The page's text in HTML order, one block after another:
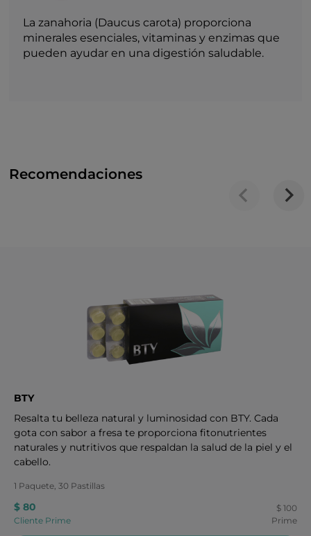
La zanahoria (Daucus carota) proporciona
minerales esenciales, vitaminas y enzimas que
pueden ayudar en una digestión saludable.
Recomendaciones
BTY
Resalta tu belleza natural y luminosidad con BTY. Cada
gota con sabor a fresa te proporciona fitonutrientes
naturales y nutritivos que respaldan la salud de la piel y el
cabello.
1 Paquete, 30 Pastillas
$ 80
Cliente Prime
$ 100
Prime